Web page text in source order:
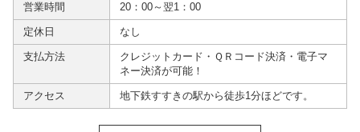
営業時間 20：00～翌1：00
定休日 なし
支払方法
クレジットカード・ＱＲコード決済・電子マ
ネー決済が可能！
アクセス 地下鉄すすきの駅から徒歩1分ほどです。